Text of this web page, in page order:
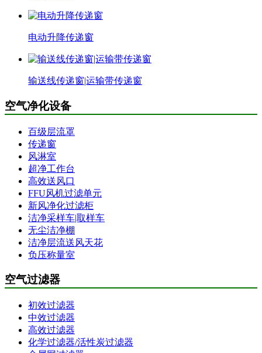
电动升降传递窗
输送线传递窗|运输带传递窗
空气净化设备
百级层流罩
传递窗
风淋室
超净工作台
高效送风口
FFU风机过滤单元
新风净化过滤柜
洁净采样车|取样车
无尘洁净棚
洁净层流送风天花
负压称量室
空气过滤器
初效过滤器
中效过滤器
高效过滤器
化学过滤器/活性炭过滤器